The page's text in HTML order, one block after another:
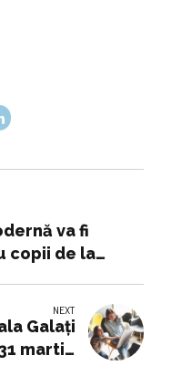
va fi
copii de la
de proiectare
– Buletin
NEXT
Galaţi
martie